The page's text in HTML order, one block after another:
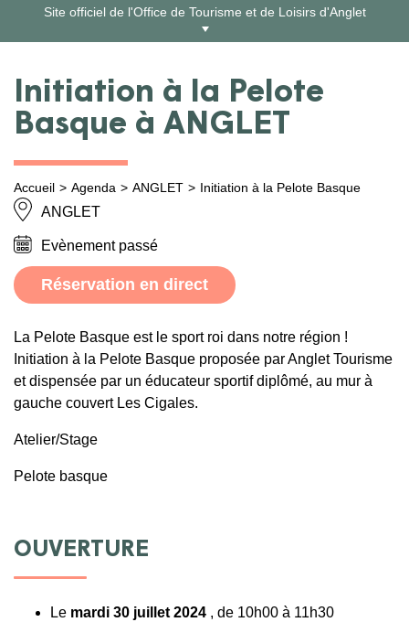
contenu
Site officiel de l'Office de Tourisme et de Loisirs d'Anglet
Initiation à la Pelote
Basque à ANGLET
Accueil Agenda ANGLET Initiation à la Pelote Basque
ANGLET
Evènement passé
Réservation en direct
La Pelote Basque est le sport roi dans notre région !
Initiation à la Pelote Basque proposée par Anglet Tourisme
et dispensée par un éducateur sportif diplômé, au mur à
gauche couvert Les Cigales.
Atelier/Stage
Pelote basque
OUVERTURE
Le mardi 30 juillet 2024 , de 10h00 à 11h30